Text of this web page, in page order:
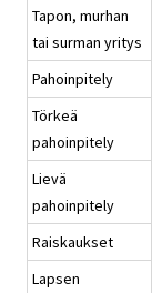
Tapon, murhan
tai surman yritys
Pahoinpitely
Törkeä
pahoinpitely
Lievä
pahoinpitely
Raiskaukset
Lapsen